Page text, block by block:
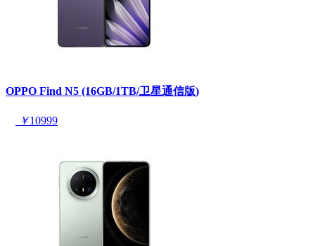
OPPO Find N5 (16GB/1TB/卫星通信版)
￥10999